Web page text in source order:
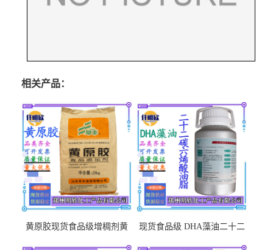
相关产品：
黄原胶现货食品级增稠剂黄
现货食品级 DHA藻油二十二